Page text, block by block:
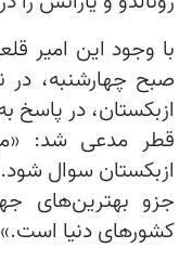
با وجود این امیر
صبح چهارشنبه،
ازبکستان، در پاسخ
قطر مدعی شد: «من
ازبکستان سوال
جزو بهترین‌های
کشورهای دنیا است.»